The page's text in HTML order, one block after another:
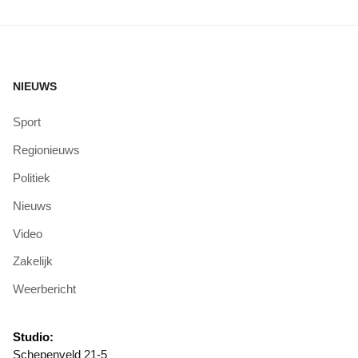
NIEUWS
Sport
Regionieuws
Politiek
Nieuws
Video
Zakelijk
Weerbericht
Studio:
Schepenveld 21-5